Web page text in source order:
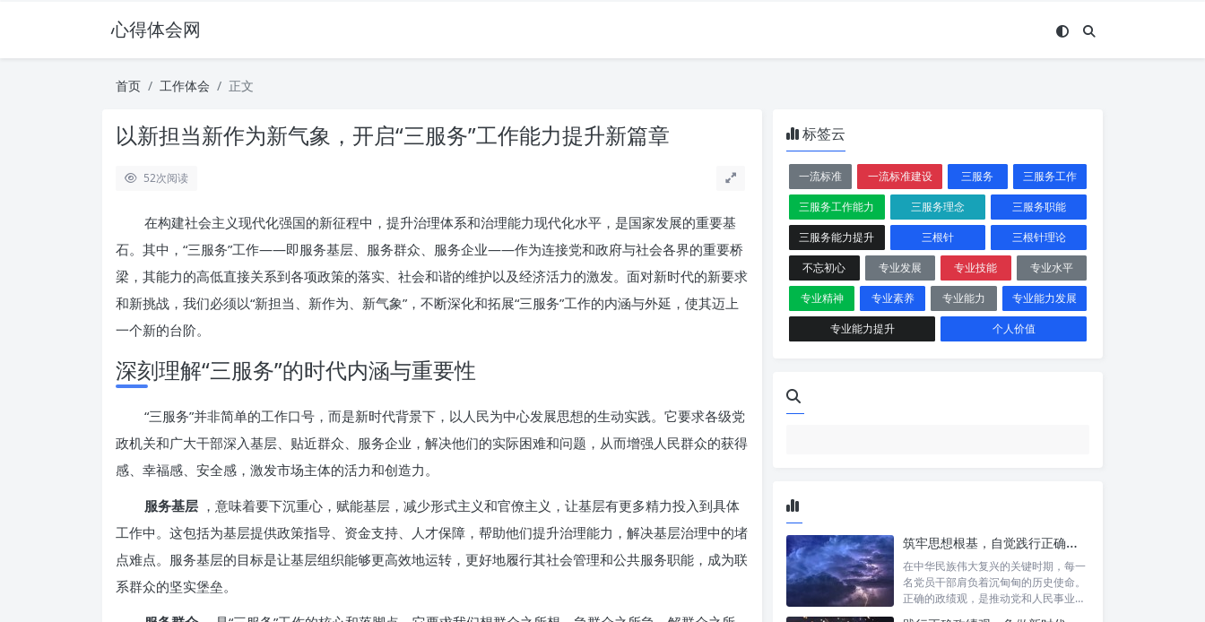
心得体会网
首页 工作体会 正文
以新担当新作为新气象，开启“三服务”工作能力提升新篇章
52次阅读
在构建社会主义现代化强国的新征程中，提升治理体系和治理能力现代化水平，是国家发展的重要基
石。其中，“三服务”工作——即服务基层、服务群众、服务企业——作为连接党和政府与社会各界的重要桥
梁，其能力的高低直接关系到各项政策的落实、社会和谐的维护以及经济活力的激发。面对新时代的新要求
和新挑战，我们必须以“新担当、新作为、新气象”，不断深化和拓展“三服务”工作的内涵与外延，使其迈上
一个新的台阶。
深刻理解“三服务”的时代内涵与重要性
“三服务”并非简单的工作口号，而是新时代背景下，以人民为中心发展思想的生动实践。它要求各级党
政机关和广大干部深入基层、贴近群众、服务企业，解决他们的实际困难和问题，从而增强人民群众的获得
感、幸福感、安全感，激发市场主体的活力和创造力。
服务基层 ，意味着要下沉重心，赋能基层，减少形式主义和官僚主义，让基层有更多精力投入到具体
工作中。这包括为基层提供政策指导、资金支持、人才保障，帮助他们提升治理能力，解决基层治理中的堵
点难点。服务基层的目标是让基层组织能够更高效地运转，更好地履行其社会管理和公共服务职能，成为联
系群众的坚实堡垒。
标签云
一流标准 一流标准建设 三服务
三服务工作
三服务工作能力
三服务理念
三服务职能
三服务能力提升
三根针
三根针理论
不忘初心
专业发展 专业技能
专业水平
专业精神
专业素养 专业能力
专业能力发展
专业能力提升
个人价值
筑牢思想根基，自觉践行正确政绩观：新时代党员干部的价值指引
在中华民族伟大复兴的关键时期，每一
名党员干部肩负着沉甸甸的历史使命。
正确的政绩观，是推动党和人民事业发